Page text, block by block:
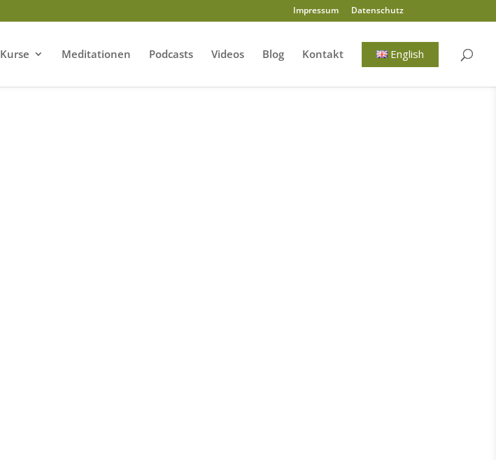
Impressum Datenschutz
Kurse Meditationen Podcasts Videos Blog Kontakt English